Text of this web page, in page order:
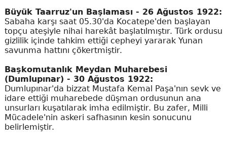
Büyük Taarruz'un Başlaması - 26 Ağustos 1922:
Sabaha karşı saat 05.30'da Kocatepe'den başlayan
topçu ateşiyle nihai harekât başlatılmıştır. Türk ordusu
gizlilik içinde tahkim ettiği cepheyi yararak Yunan
savunma hattını çökertmiştir.
Başkomutanlık Meydan Muharebesi
(Dumlupınar) - 30 Ağustos 1922:
Dumlupınar'da bizzat Mustafa Kemal Paşa'nın sevk ve
idare ettiği muharebede düşman ordusunun ana
unsurları kuşatılarak imha edilmiştir. Bu zafer, Milli
Mücadele'nin askeri safhasının kesin sonucunu
belirlemiştir.